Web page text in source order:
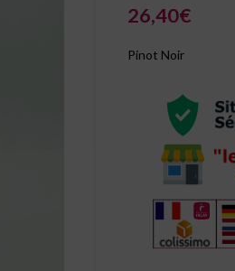
26,40€
Pinot Noir